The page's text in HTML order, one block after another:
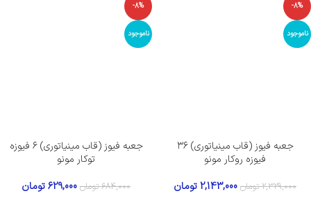
-8%
ناموجود
جعبه فیوز (قاب مینیاتوری) ۳۶
فیوزه روکار مونو
2,329,000 تومان 2,143,000تومان
-8%
ناموجود
جعبه فیوز (قاب مینیاتوری) ۶ فیوزه
توکار مونو
684,000 تومان 629,000تومان